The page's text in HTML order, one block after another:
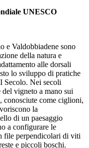
UNESCO
e Valdobbiadene sono
della natura e
alle dorsali
lo sviluppo di pratiche
Secolo. Nei secoli
del vigneto a mano sui
conosciute come ciglioni,
la
di un paesaggio
a configurare le
file perpendicolari di viti
e piccoli boschi.